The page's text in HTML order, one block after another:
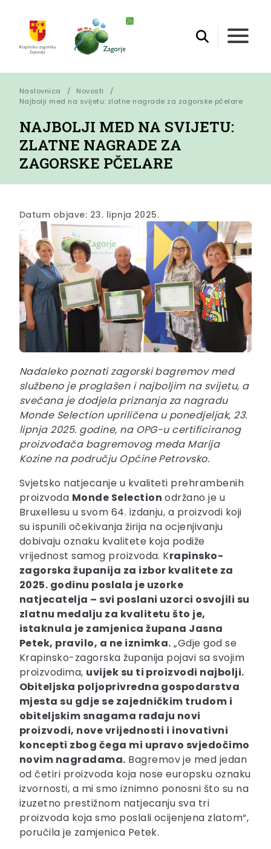
Naslovnica
Novosti
Najbolji med na svijetu: zlatne nagrade za zagorske pčelare
NAJBOLJI MED NA SVIJETU:
ZLATNE NAGRADE ZA
ZAGORSKE PČELARE
Datum objave: 23. lipnja 2025.
Nadaleko poznati zagorski bagremov med
službeno je proglašen i najboljim na svijetu, a
svečana je dodjela priznanja za nagradu
Monde Selection upriličena u ponedjeljak, 23.
lipnja 2025. godine, na OPG-u certificiranog
proizvođača bagremovog meda Marija
Kozine na području Općine Petrovsko.
Svjetsko natjecanje u kvaliteti prehrambenih
proizvoda Monde Selection održano je u
Bruxellesu u svom 64. izdanju, a proizvodi koji
su ispunili očekivanja žirija na ocjenjivanju
dobivaju oznaku kvalitete koja podiže
vrijednost samog proizvoda. Krapinsko-
zagorska županija za izbor kvalitete za
2025. godinu poslala je uzorke
natjecatelja – svi poslani uzorci osvojili su
zlatnu medalju za kvalitetu što je,
istaknula je zamjenica župana Jasna
Petek, pravilo, a ne iznimka. „Gdje god se
Krapinsko-zagorska županija pojavi sa svojim
proizvodima, uvijek su ti proizvodi najbolji.
Obiteljska poljoprivredna gospodarstva
mjesta su gdje se zajedničkim trudom i
obiteljskim snagama rađaju novi
proizvodi, nove vrijednosti i inovativni
koncepti zbog čega mi upravo svjedočimo
novim nagradama. Bagremov je med jedan
od četiri proizvoda koja nose europsku oznaku
izvornosti, a mi smo iznimno ponosni što su na
izuzetno prestižnom natjecanju sva tri
proizvoda koja smo poslali ocijenjena zlatom“,
poručila je zamjenica Petek.